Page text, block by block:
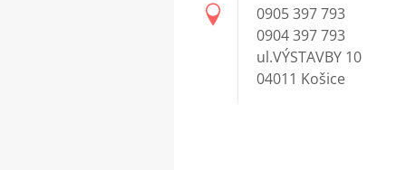
0905 397 793
0904 397 793
ul.VÝSTAVBY 10
04011 Košice